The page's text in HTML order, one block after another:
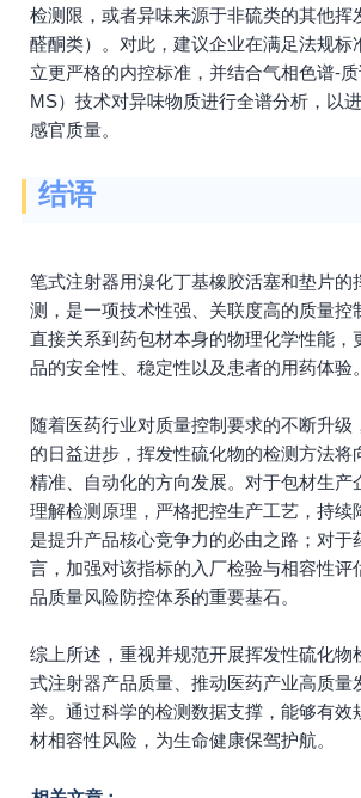
检测限，或者异味来源于非硫类的其他挥
醛酮类）。对此，建议企业在满足法规标
立更严格的内控标准，并结合气相色谱-
MS）技术对异味物质进行全谱分析，以
感官质量。
结语
笔式注射器用溴化丁基橡胶活塞和垫片的
测，是一项技术性强、关联度高的质量控
直接关系到药包材本身的物理化学性能，
品的安全性、稳定性以及患者的用药体验。
随着医药行业对质量控制要求的不断升级
的日益进步，挥发性硫化物的检测方法将
精准、自动化的方向发展。对于包材生产
理解检测原理，严格把控生产工艺，持续
是提升产品核心竞争力的必由之路；对于
言，加强对该指标的入厂检验与相容性评
品质量风险防控体系的重要基石。
综上所述，重视并规范开展挥发性硫化物
式注射器产品质量、推动医药产业高质量
举。通过科学的检测数据支撑，能够有效
材相容性风险，为生命健康保驾护航。